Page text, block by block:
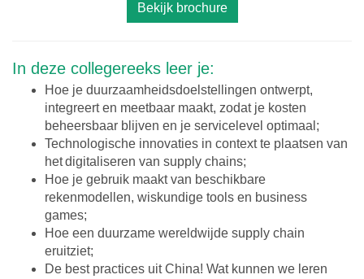
Bekijk brochure
In deze collegereeks leer je:
Hoe je duurzaamheidsdoelstellingen ontwerpt,
integreert en meetbaar maakt, zodat je kosten
beheersbaar blijven en je servicelevel optimaal;
Technologische innovaties in context te plaatsen van
het digitaliseren van supply chains;
Hoe je gebruik maakt van beschikbare
rekenmodellen, wiskundige tools en business
games;
Hoe een duurzame wereldwijde supply chain
eruitziet;
De best practices uit China! Wat kunnen we leren